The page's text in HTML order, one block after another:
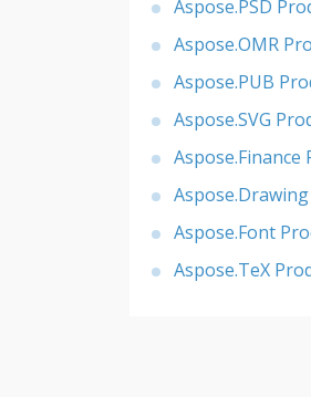
Aspose.PSD
Aspose.OMR
Aspose.PUB
Aspose.SVG
Aspose.Finance
Aspose.Font
Aspose.TeX